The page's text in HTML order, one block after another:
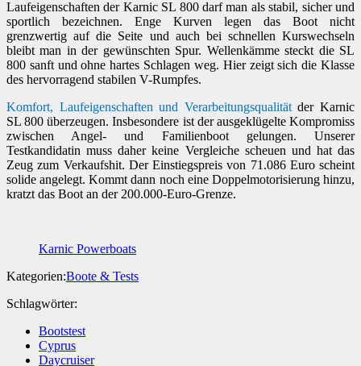
Laufeigenschaften der Karnic SL 800 darf man als stabil, sicher und
sportlich bezeichnen. Enge Kurven legen das Boot nicht
grenzwertig auf die Seite und auch bei schnellen Kurswechseln
bleibt man in der gewünschten Spur. Wellenkämme steckt die SL
800 sanft und ohne hartes Schlagen weg. Hier zeigt sich die Klasse
des hervorragend stabilen V-Rumpfes.
Komfort, Laufeigenschaften und Verarbeitungsqualitätder Karnic
SL 800 überzeugen. Insbesondere ist der ausgeklügelte Kompromiss
zwischen Angel- und Familienboot gelungen. Unserer
Testkandidatin muss daher keine Vergleiche scheuen und hat das
Zeug zum Verkaufshit. Der Einstiegspreis von 71.086 Euro scheint
solide angelegt. Kommt dann noch eine Doppelmotorisierung hinzu,
kratzt das Boot an der 200.000-Euro-Grenze.
Karnic Powerboats
Kategorien:Boote & Tests
Schlagwörter:
Bootstest
Cyprus
Daycruiser